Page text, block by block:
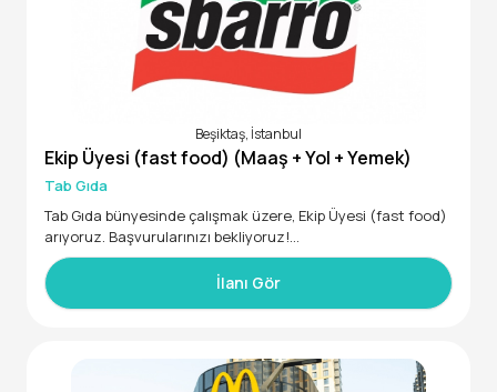
Beşiktaş, İstanbul
Ekip Üyesi (fast food) (Maaş + Yol + Yemek)
Tab Gıda
Tab Gıda bünyesinde çalışmak üzere, Ekip Üyesi (fast food)
arıyoruz. Başvurularınızı bekliyoruz!
* Tercihen Beşiktaş ve çevre ilçelerde lokasyon eden,
* 16 - 24 yaş aralığında
* 28000 - 35000 maaş aralığında
İlanı Gör